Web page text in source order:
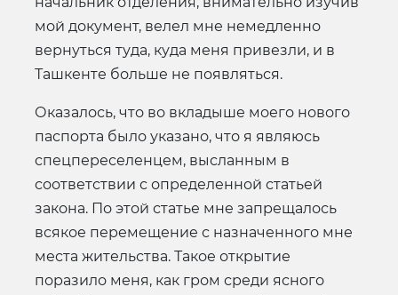
мой документ, велел мне немедленно
вернуться туда, куда меня привезли, и в
Ташкенте больше не появляться.
Оказалось, что во вкладыше моего нового
паспорта было указано, что я являюсь
спецпереселенцем, высланным в
соответствии с определенной статьей
закона. По этой статье мне запрещалось
всякое перемещение с назначенного мне
места жительства. Такое открытие
поразило меня, как гром среди ясного